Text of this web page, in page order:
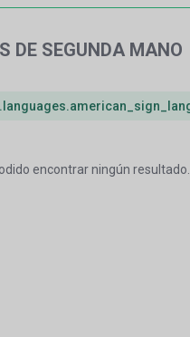
DE SEGUNDA MANO
encontrar ningún resultado.